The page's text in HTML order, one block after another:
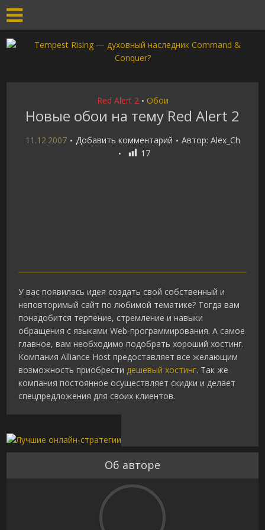
Red Alert 2 • Обои
Новые обои на тему Red Alert 2
11.12.2007 Добавить комментарий Автор: Alex_Ch
17
У вас появилась идея создать свой собственный и
неповторимый сайт по любимой тематике? Тогда вам
понадобится терпение, стремление и навыки
обращения с языками Web-программирования. А самое
главное, вам необходимо подобрать хороший хостинг.
Компания Alliance Host предоставляет все желающим
возможность приобрестидешевый хостинг. Так же
компания постоянное осуществляет скидки и делает
спецпредложения для своих клиентов.
Об авторе